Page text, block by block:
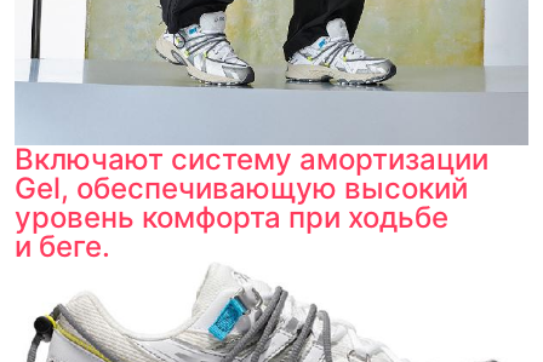
Включают систему амортизации
Gel, обеспечивающую высокий
уровень комфорта при ходьбе
и беге.